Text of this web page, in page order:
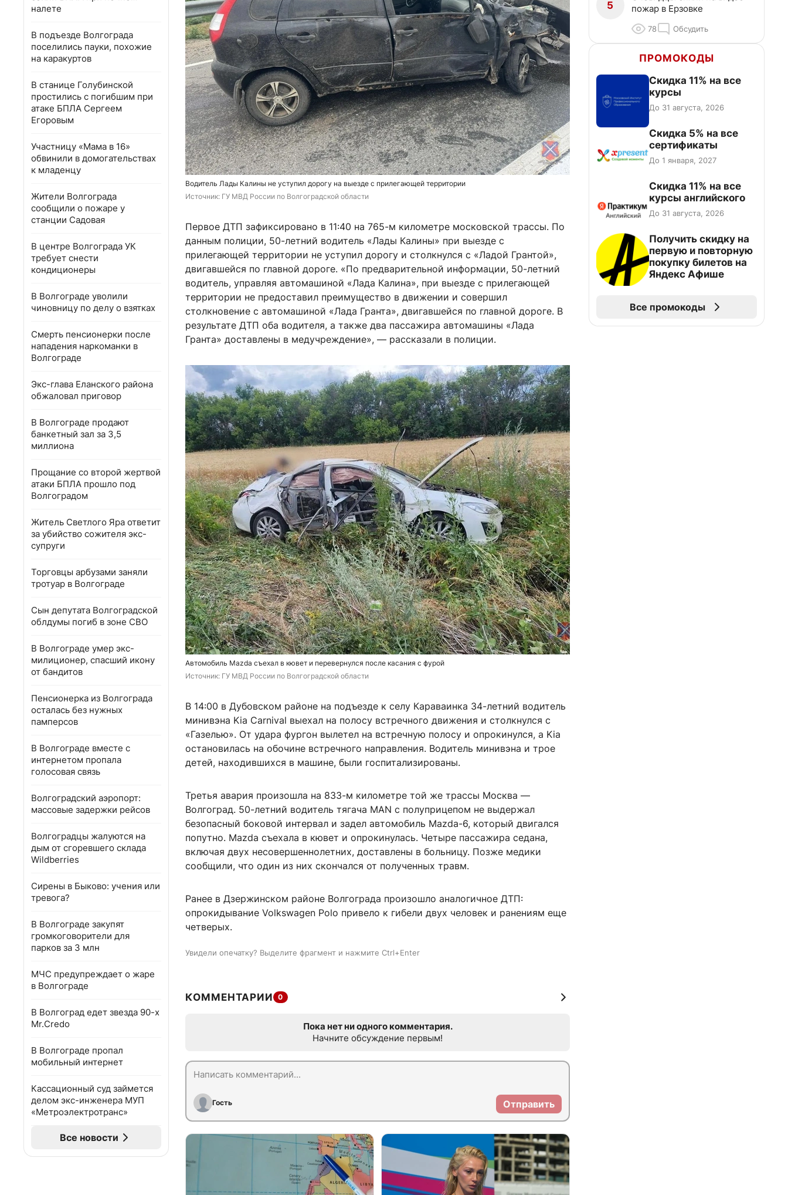
налете
В подъезде Волгограда
поселились пауки, похожие
на каракуртов
В станице Голубинской
простились с погибшим при
атаке БПЛА Сергеем
Егоровым
Участницу «Мама в 16»
обвинили в домогательствах
к младенцу
Жители Волгограда
сообщили о пожаре у
станции Садовая
В центре Волгограда УК
требует снести
кондиционеры
В Волгограде уволили
чиновницу по делу о взятках
Смерть пенсионерки после
нападения наркоманки в
Волгограде
Экс-глава Еланского района
обжаловал приговор
В Волгограде продают
банкетный зал за 3,5
миллиона
Прощание со второй жертвой
атаки БПЛА прошло под
Волгоградом
Житель Светлого Яра ответит
за убийство сожителя экс-
супруги
Торговцы арбузами заняли
тротуар в Волгограде
Сын депутата Волгоградской
облдумы погиб в зоне СВО
В Волгограде умер экс-
милиционер, спасший икону
от бандитов
Пенсионерка из Волгограда
осталась без нужных
памперсов
В Волгограде вместе с
интернетом пропала
голосовая связь
Волгоградский аэропорт:
массовые задержки рейсов
Волгоградцы жалуются на
дым от сгоревшего склада
Wildberries
Сирены в Быково: учения или
тревога?
В Волгограде закупят
громкоговорители для
парков за 3 млн
МЧС предупреждает о жаре
в Волгограде
В Волгоград едет звезда 90-х
Mr.Credo
В Волгограде пропал
мобильный интернет
Кассационный суд займется
делом экс-инженера МУП
«Метроэлектротранс»
Все новости
Водитель Лады Калины не уступил дорогу на выезде с прилегающей территории
Источник: ГУ МВД России по Волгоградской области
Первое ДТП зафиксировано в 11:40 на 765-м километре московской трассы. По
данным полиции, 50-летний водитель «Лады Калины» при выезде с
прилегающей территории не уступил дорогу и столкнулся с «Ладой Грантой»,
двигавшейся по главной дороге. «По предварительной информации, 50-летний
водитель, управляя автомашиной «Лада Калина», при выезде с прилегающей
территории не предоставил преимущество в движении и совершил
столкновение с автомашиной «Лада Гранта», двигавшейся по главной дороге. В
результате ДТП оба водителя, а также два пассажира автомашины «Лада
Гранта» доставлены в медучреждение», — рассказали в полиции.
Автомобиль Mazda съехал в кювет и перевернулся после касания с фурой
Источник: ГУ МВД России по Волгоградской области
В 14:00 в Дубовском районе на подъезде к селу Караваинка 34-летний водитель
минивэна Kia Carnival выехал на полосу встречного движения и столкнулся с
«Газелью». От удара фургон вылетел на встречную полосу и опрокинулся, а Kia
остановилась на обочине встречного направления. Водитель минивэна и трое
детей, находившихся в машине, были госпитализированы.
Третья авария произошла на 833-м километре той же трассы Москва —
Волгоград. 50-летний водитель тягача MAN с полуприцепом не выдержал
безопасный боковой интервал и задел автомобиль Mazda-6, который двигался
попутно. Mazda съехала в кювет и опрокинулась. Четыре пассажира седана,
включая двух несовершеннолетних, доставлены в больницу. Позже медики
сообщили, что один из них скончался от полученных травм.
Ранее в Дзержинском районе Волгограда произошло аналогичное ДТП:
опрокидывание Volkswagen Polo привело к гибели двух человек и ранениям еще
четверых.
Увидели опечатку? Выделите фрагмент и нажмите Ctrl+Enter
КОММЕНТАРИИ 0
Пока нет ни одного комментария.
Начните обсуждение первым!
Гость Отправить
5
пожар в Ерзовке
78 Обсудить
ПРОМОКОДЫ
Скидка 11% на все
курсы
До 31 августа, 2026
Скидка 5% на все
сертификаты
До 1 января, 2027
Скидка 11% на все
курсы английского
До 31 августа, 2026
Получить скидку на
первую и повторную
покупку билетов на
Яндекс Афише
Все промокоды